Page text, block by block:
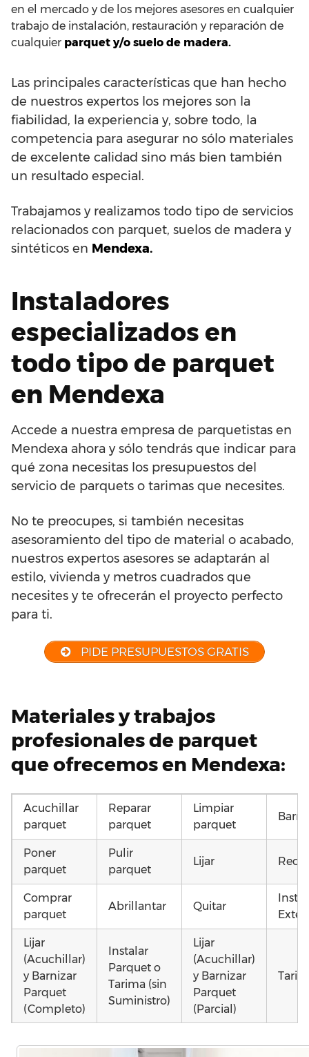
en el mercado y de los mejores asesores en cualquier
trabajo de instalación, restauración y reparación de
cualquier parquet y/o suelo de madera.
Las principales características que han hecho
de nuestros expertos los mejores son la
fiabilidad, la experiencia y, sobre todo, la
competencia para asegurar no sólo materiales
de excelente calidad sino más bien también
un resultado especial.
Trabajamos y realizamos todo tipo de servicios
relacionados con parquet, suelos de madera y
sintéticos en Mendexa.
Instaladores
especializados en
todo tipo de parquet
en Mendexa
Accede a nuestra empresa de parquetistas en
Mendexa ahora y sólo tendrás que indicar para
qué zona necesitas los presupuestos del
servicio de parquets o tarimas que necesites.
No te preocupes, si también necesitas
asesoramiento del tipo de material o acabado,
nuestros expertos asesores se adaptarán al
estilo, vivienda y metros cuadrados que
necesites y te ofrecerán el proyecto perfecto
para ti.
PIDE PRESUPUESTOS GRATIS
Materiales y trabajos
profesionales de parquet
que ofrecemos en Mendexa:
Acuchillar
parquet
Reparar
parquet
Limpiar
parquet
Poner
parquet
Pulir
parquet
Lijar
Comprar
parquet
Abrillantar Quitar
Lijar
(Acuchillar)
y Barnizar
Parquet
(Completo)
Instalar
Parquet o
Tarima (sin
Suministro)
Lijar
(Acuchillar)
y Barnizar
Parquet
(Parcial)
parquet o